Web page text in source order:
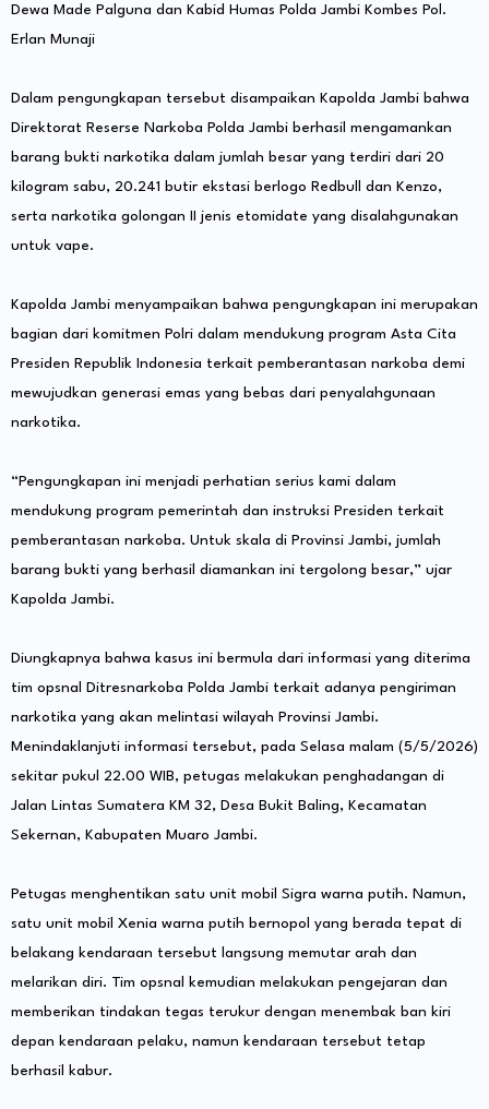
Dewa Made Palguna dan Kabid Humas Polda Jambi Kombes Pol.
Erlan Munaji
Dalam pengungkapan tersebut disampaikan Kapolda Jambi bahwa
Direktorat Reserse Narkoba Polda Jambi berhasil mengamankan
barang bukti narkotika dalam jumlah besar yang terdiri dari 20
kilogram sabu, 20.241 butir ekstasi berlogo Redbull dan Kenzo,
serta narkotika golongan II jenis etomidate yang disalahgunakan
untuk vape.
Kapolda Jambi menyampaikan bahwa pengungkapan ini merupakan
bagian dari komitmen Polri dalam mendukung program Asta Cita
Presiden Republik Indonesia terkait pemberantasan narkoba demi
mewujudkan generasi emas yang bebas dari penyalahgunaan
narkotika.
“Pengungkapan ini menjadi perhatian serius kami dalam
mendukung program pemerintah dan instruksi Presiden terkait
pemberantasan narkoba. Untuk skala di Provinsi Jambi, jumlah
barang bukti yang berhasil diamankan ini tergolong besar,” ujar
Kapolda Jambi.
Diungkapnya bahwa kasus ini bermula dari informasi yang diterima
tim opsnal Ditresnarkoba Polda Jambi terkait adanya pengiriman
narkotika yang akan melintasi wilayah Provinsi Jambi.
Menindaklanjuti informasi tersebut, pada Selasa malam (5/5/2026)
sekitar pukul 22.00 WIB, petugas melakukan penghadangan di
Jalan Lintas Sumatera KM 32, Desa Bukit Baling, Kecamatan
Sekernan, Kabupaten Muaro Jambi.
Petugas menghentikan satu unit mobil Sigra warna putih. Namun,
satu unit mobil Xenia warna putih bernopol yang berada tepat di
belakang kendaraan tersebut langsung memutar arah dan
melarikan diri. Tim opsnal kemudian melakukan pengejaran dan
memberikan tindakan tegas terukur dengan menembak ban kiri
depan kendaraan pelaku, namun kendaraan tersebut tetap
berhasil kabur.